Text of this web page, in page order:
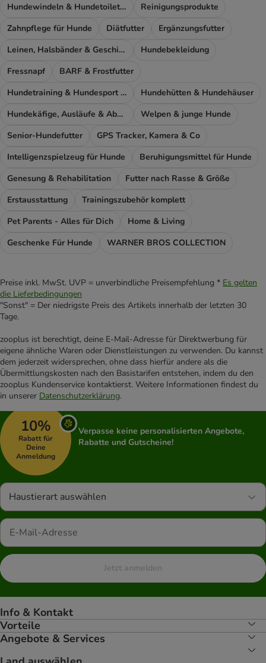
Hundewindeln & Hundetoiletten
Reinigungsprodukte
Zahnpflege für Hunde
Diätfutter
Ergänzungsfutter
Leinen, Halsbänder & Geschirre
Hundebekleidung
Fressnapf
BARF & Frostfutter
Hundetraining & Hundesport Zubehör
Hundehütten & Hundehäuser
Hundekäfige, Ausläufe & Absperrgitter
Welpen & junge Hunde
Senior-Hundefutter
GPS Tracker, Kamera & Co
Intelligenzspielzeug für Hunde
Beruhigungsmittel für Hunde
Genesung & Rehabilitation
Futter nach Rasse & Größe
Erstausstattung
Trainingszubehör komplett
Pet Parents - Alles für Dich
Home & Living
Geschenke Für Hunde
WARNER BROS COLLECTION
Preise inkl. MwSt. UVP = unverbindliche Preisempfehlung * Es gelten
die Lieferbedingungen
"Sonst" = Der niedrigste Preis des Artikels innerhalb der letzten 30
Tage.
zooplus ist berechtigt, deine E-Mail-Adresse für Direktwerbung für
eigene ähnliche Waren oder Dienstleistungen zu verwenden. Du kannst
dem jederzeit widersprechen, ohne dass hierfür andere als die
Übermittlungskosten nach den Basistarifen entstehen, indem du den
zooplus Kundenservice kontaktierst. Weitere Informationen findest du
in unserer Datenschutzerklärung.
10%
Rabatt für
Deine
Anmeldung
Verpasse keine personalisierten Angebote,
Rabatte und Gutscheine!
Haustierart auswählen
Jetzt anmelden
Info & Kontakt
Vorteile
Angebote & Services